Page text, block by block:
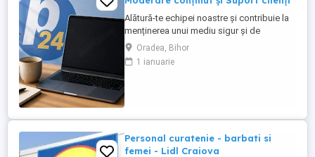
Alătură-te echipei noastre și contribuie la
menținerea unui mediu sigur și de
încredere pe platformele noastre de
anunțuri din România, Germania și
Ungaria. În funcție de experiența și
Oradea, Bihor
1 ianuarie
Personal curatenie - barbati si
femei - Lidl Craiova